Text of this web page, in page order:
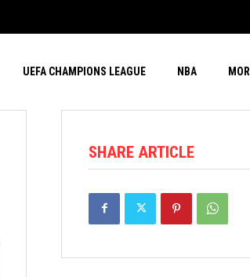
UEFA CHAMPIONS LEAGUE NBA
SHARE ARTICLE